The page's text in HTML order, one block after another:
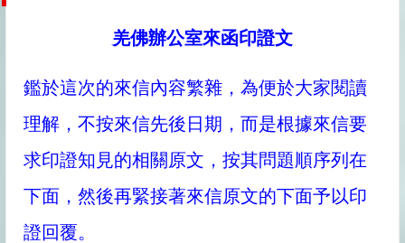
羌佛辦公室來函印證文
鑑於這次的來信內容繁雜，為便於大家閱讀
理解，不按來信先後日期，而是根據來信要
求印證知見的相關原文，按其問題順序列在
下面，然後再緊接著來信原文的下面予以印
證回覆。